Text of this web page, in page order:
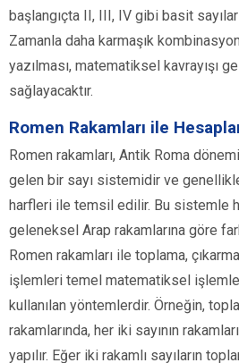
başlangıçta II, III, IV gibi basit
Zamanla daha karmaşık
yazılması, matematiksel kavrayışı
sağlayacaktır.
Romen Rakamları ile
Romen rakamları, Antik Roma
gelen bir sayı sistemidir ve
harfleri ile temsil edilir. Bu sistemle
geleneksel Arap rakamlarına göre
Romen rakamları ile toplama,
işlemleri temel matematiksel
kullanılan yöntemlerdir. Örneğin,
rakamlarında, her iki sayının
yapılır. Eğer iki rakamlı sayıların